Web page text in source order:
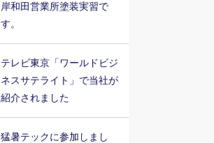
岸和田営業所塗装実習で
す。
テレビ東京「ワールドビジ
ネスサテライト」で当社が
紹介されました
猛暑テックに参加しまし